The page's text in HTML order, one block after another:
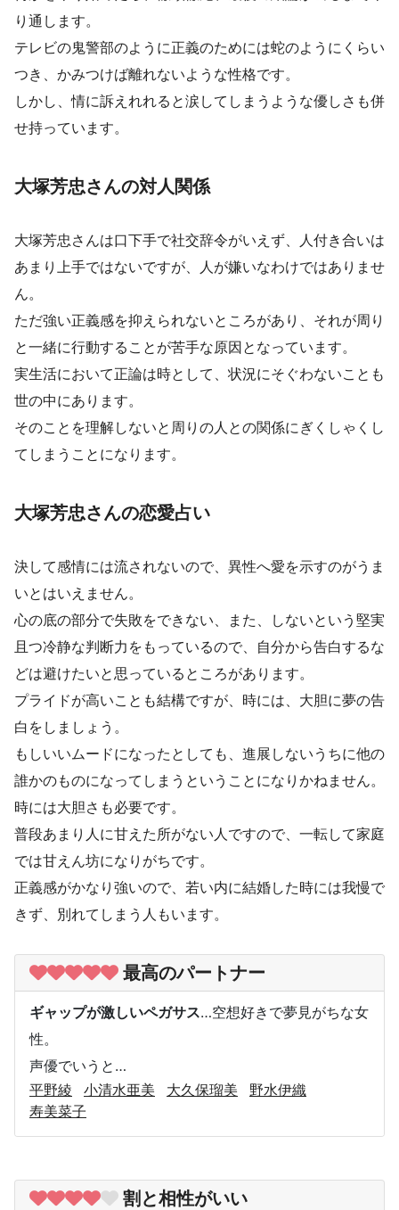
り通します。
テレビの鬼警部のように正義のためには蛇のようにくらい
つき、かみつけば離れないような性格です。
しかし、情に訴えれれると涙してしまうような優しさも併
せ持っています。
大塚芳忠さんの対人関係
大塚芳忠さんは口下手で社交辞令がいえず、人付き合いは
あまり上手ではないですが、人が嫌いなわけではありませ
ん。
ただ強い正義感を抑えられないところがあり、それが周り
と一緒に行動することが苦手な原因となっています。
実生活において正論は時として、状況にそぐわないことも
世の中にあります。
そのことを理解しないと周りの人との関係にぎくしゃくし
てしまうことになります。
大塚芳忠さんの恋愛占い
決して感情には流されないので、異性へ愛を示すのがうま
いとはいえません。
心の底の部分で失敗をできない、また、しないという堅実
且つ冷静な判断力をもっているので、自分から告白するな
どは避けたいと思っているところがあります。
プライドが高いことも結構ですが、時には、大胆に夢の告
白をしましょう。
もしいいムードになったとしても、進展しないうちに他の
誰かのものになってしまうということになりかねません。
時には大胆さも必要です。
普段あまり人に甘えた所がない人ですので、一転して家庭
では甘えん坊になりがちです。
正義感がかなり強いので、若い内に結婚した時には我慢で
きず、別れてしまう人もいます。
最高のパートナー
ギャップが激しいペガサス…空想好きで夢見がちな女
性。
声優でいうと…
平野綾
小清水亜美 大久保瑠美
野水伊織
寿美菜子
割と相性がいい